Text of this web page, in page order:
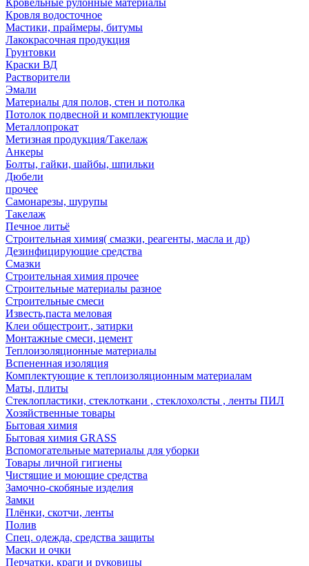
Кровельные рулонные материалы
Кровля водосточное
Мастики, праймеры, битумы
Лакокрасочная продукция
Грунтовки
Краски ВД
Растворители
Эмали
Материалы для полов, стен и потолка
Потолок подвесной и комплектующие
Металлопрокат
Метизная продукция/Такелаж
Анкеры
Болты, гайки, шайбы, шпильки
Дюбели
прочее
Самонарезы, шурупы
Такелаж
Печное литьё
Строительная химия( смазки, реагенты, масла и др)
Дезинфицирующие средства
Смазки
Строительная химия прочее
Строительные материалы разное
Строительные смеси
Известь,паста меловая
Клеи общестроит., затирки
Монтажные смеси, цемент
Теплоизоляционные материалы
Вспененная изоляция
Комплектующие к теплоизоляционным материалам
Маты, плиты
Стеклопластики, стеклоткани , стеклохолсты , ленты ПИЛ
Хозяйственные товары
Бытовая химия
Бытовая химия GRASS
Вспомогательные материалы для уборки
Товары личной гигиены
Чистящие и моющие средства
Замочно-скобяные изделия
Замки
Плёнки, скотчи, ленты
Полив
Спец. одежда, средства защиты
Маски и очки
Перчатки, краги и руковицы